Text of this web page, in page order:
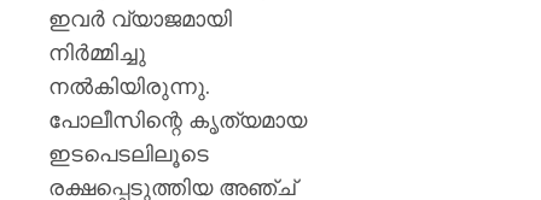
ഇവർ വ്യാജമായി
നിർമ്മിച്ചു
നൽകിയിരുന്നു.
പോലീസിന്റെ കൃത്യമായ
ഇടപെടലിലൂടെ
രക്ഷപ്പെടുത്തിയ അഞ്ച്